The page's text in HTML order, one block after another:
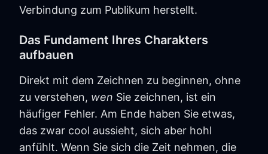
Verbindung zum Publikum herstellt.
Das Fundament Ihres Charakters
aufbauen
Direkt mit dem Zeichnen zu beginnen, ohne
zu verstehen, wen Sie zeichnen, ist ein
häufiger Fehler. Am Ende haben Sie etwas,
das zwar cool aussieht, sich aber hohl
anfühlt. Wenn Sie sich die Zeit nehmen, die